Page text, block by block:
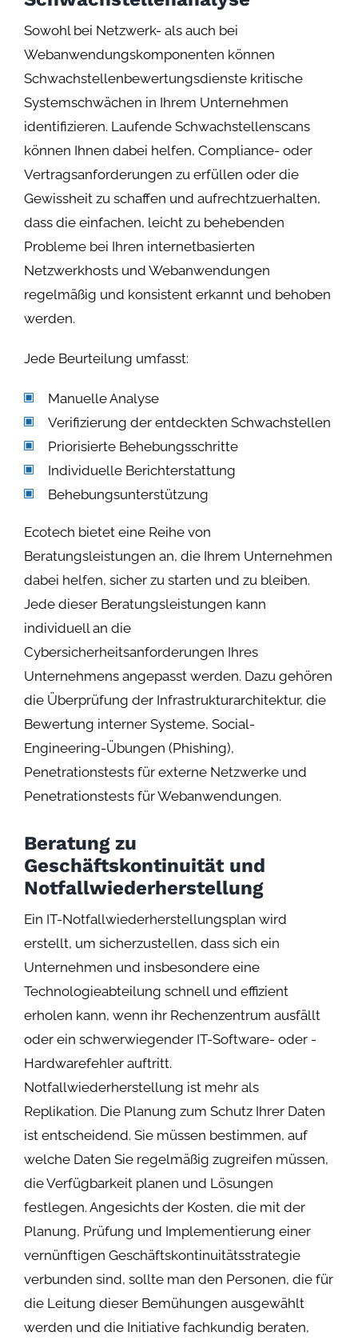
Sowohl bei Netzwerk- als auch bei
Webanwendungskomponenten können
Schwachstellenbewertungsdienste kritische
Systemschwächen in Ihrem Unternehmen
identifizieren. Laufende Schwachstellenscans
können Ihnen dabei helfen, Compliance- oder
Vertragsanforderungen zu erfüllen oder die
Gewissheit zu schaffen und aufrechtzuerhalten,
dass die einfachen, leicht zu behebenden
Probleme bei Ihren internetbasierten
Netzwerkhosts und Webanwendungen
regelmäßig und konsistent erkannt und behoben
werden.
Jede Beurteilung umfasst:
Manuelle Analyse
Verifizierung der entdeckten Schwachstellen
Priorisierte Behebungsschritte
Individuelle Berichterstattung
Behebungsunterstützung
Ecotech bietet eine Reihe von
Beratungsleistungen an, die Ihrem Unternehmen
dabei helfen, sicher zu starten und zu bleiben.
Jede dieser Beratungsleistungen kann
individuell an die
Cybersicherheitsanforderungen Ihres
Unternehmens angepasst werden. Dazu gehören
die Überprüfung der Infrastrukturarchitektur, die
Bewertung interner Systeme, Social-
Engineering-Übungen (Phishing),
Penetrationstests für externe Netzwerke und
Penetrationstests für Webanwendungen.
Beratung zu
Geschäftskontinuität und
Notfallwiederherstellung
Ein IT-Notfallwiederherstellungsplan wird
erstellt, um sicherzustellen, dass sich ein
Unternehmen und insbesondere eine
Technologieabteilung schnell und effizient
erholen kann, wenn ihr Rechenzentrum ausfällt
oder ein schwerwiegender IT-Software- oder -
Hardwarefehler auftritt.
Notfallwiederherstellung ist mehr als
Replikation. Die Planung zum Schutz Ihrer Daten
ist entscheidend. Sie müssen bestimmen, auf
welche Daten Sie regelmäßig zugreifen müssen,
die Verfügbarkeit planen und Lösungen
festlegen. Angesichts der Kosten, die mit der
Planung, Prüfung und Implementierung einer
vernünftigen Geschäftskontinuitätsstrategie
verbunden sind, sollte man den Personen, die für
die Leitung dieser Bemühungen ausgewählt
werden und die Initiative fachkundig beraten,